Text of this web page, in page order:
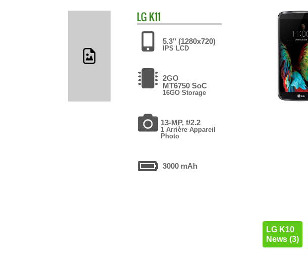
LG K11
5.3" (1280x720)
IPS LCD
2GO
MT6750 SoC
16GO Storage
13-MP, f/2.2
1 Arrière Appareil
Photo
3000 mAh
LG K10
News (3)